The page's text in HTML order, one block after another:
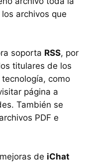
archivos que
soporta RSS, por
titulares de los
como
página a
También se
PDF e
de iChat